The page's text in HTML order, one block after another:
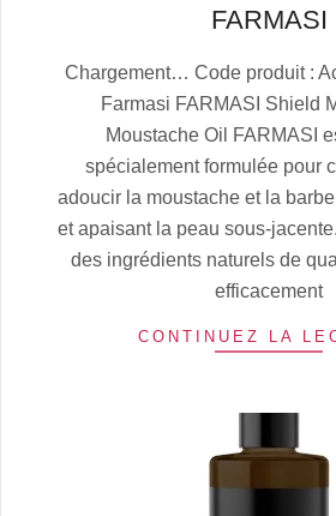
FARMASI
07-
Chargement… Code produit :
Farmasi FARMASI Shield
Moustache Oil FARMASI
spécialement formulée pour
adoucir la moustache et la
et apaisant la peau sous-
des ingrédients naturels de
efficacement
CONTINUEZ LA